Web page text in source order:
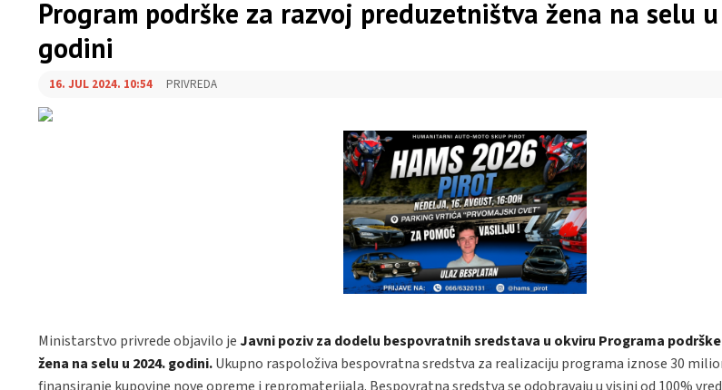
Program podrške za razvoj preduzetništva žena na selu
godini
16. JUL 2024. 10:54 PRIVREDA
Ministarstvo privrede objavilo je Javni poziv za dodelu bespovratnih sredstava u okviru Programa
žena na selu u 2024. godini.Ukupno raspoloživa bespovratna sredstva za realizaciju programa iznose 30
finansiranje kupovine nove opreme i repromaterijala. Bespovratna sredstva se odobravaju u visini od 100%